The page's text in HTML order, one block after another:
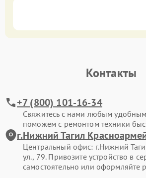
Контакты
+7 (800) 101-16-34
Свяжитесь с нами любым
поможем с ремонтом техники
г.Нижний Тагил
Центральный офис: г.Нижний
ул., 79. Привозите устройство в
самостоятельно или оформляйте